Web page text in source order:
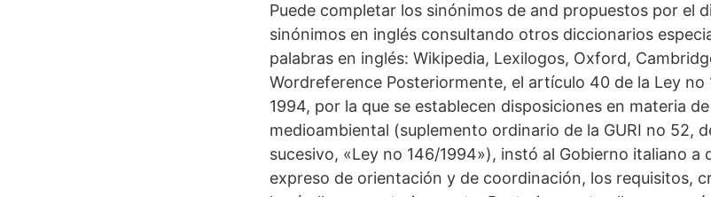
Puede completar los sinónimos de and propuestos por el
sinónimos en inglés consultando otros diccionarios
palabras en inglés: Wikipedia, Lexilogos, Oxford,
Wordreference Posteriormente, el artículo 40 de la Ley
1994, por la que se establecen disposiciones en materia
medioambiental (suplemento ordinario de la GURI no 52,
sucesivo, «Ley no 146/1994»), instó al Gobierno italiano a
expreso de orientación y de coordinación, los requisitos,